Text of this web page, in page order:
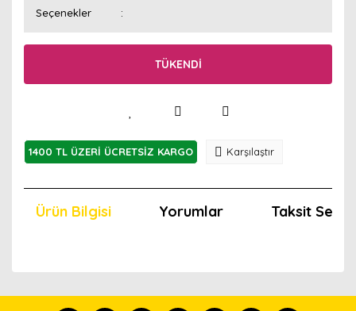
Seçenekler
TÜKENDİ
1400 TL ÜZERİ ÜCRETSİZ KARGO Karşılaştır
Ürün Bilgisi Yorumlar Taksit
tanısın.
formunu kullanarak tarafımıza iletebilirsiniz.